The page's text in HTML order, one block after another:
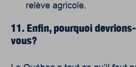
relève agricole.
11. Enfin, pourquoi
vous?